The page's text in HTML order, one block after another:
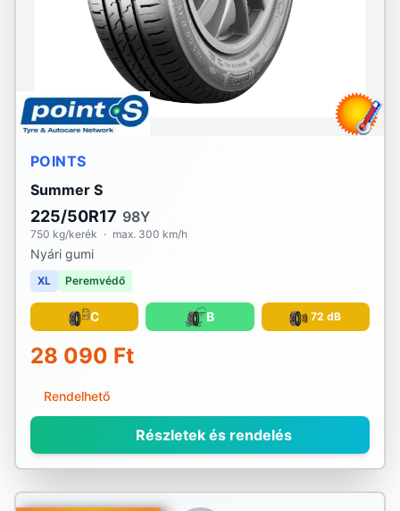
POINTS
Summer S
225/50R17 98Y
750 kg/kerék · max. 300 km/h
Nyári gumi
XL Peremvédő
C B 72 dB
28 090 Ft
Rendelhető
Részletek és rendelés